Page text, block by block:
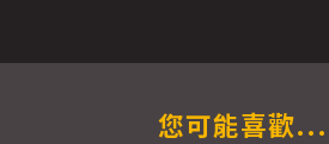
您可能喜歡...